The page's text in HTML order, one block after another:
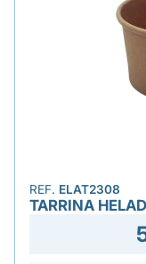
REF. ELAT2308
TARRINA